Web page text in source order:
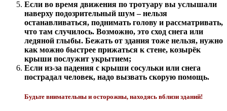
Если во время движения по тротуару вы услышали
наверху подозрительный шум – нельзя
останавливаться, поднимать голову и рассматривать,
что там случилось. Возможно, это сход снега или
ледяной глыбы. Бежать от здания тоже нельзя, нужно
как можно быстрее прижаться к стене, козырёк
крыши послужит укрытием;
Если из-за падения с крыши сосульки или снега
пострадал человек, надо вызвать скорую помощь.
Будьте внимательны и осторожны, находясь вблизи зданий!